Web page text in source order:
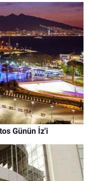
Günün İz'i